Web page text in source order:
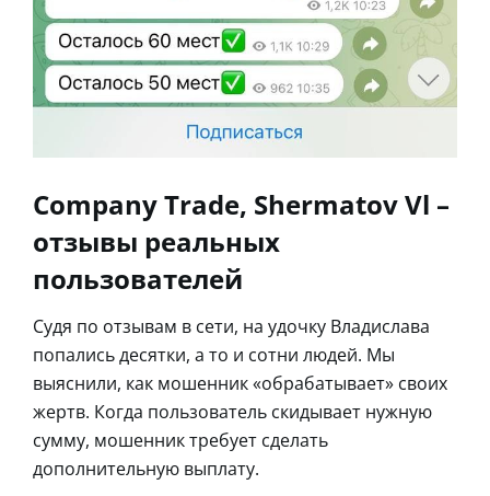
Company Trade, Shermatov Vl –
отзывы реальных
пользователей
Судя по отзывам в сети, на удочку Владислава
попались десятки, а то и сотни людей. Мы
выяснили, как мошенник «обрабатывает» своих
жертв. Когда пользователь скидывает нужную
сумму, мошенник требует сделать
дополнительную выплату.